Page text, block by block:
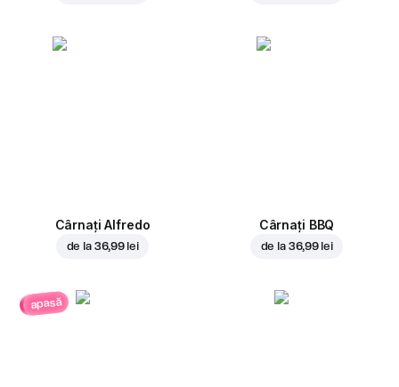
Cârnați Alfredo
de la 36,99 lei
Cârnați BBQ
de la 36,99 lei
apasă